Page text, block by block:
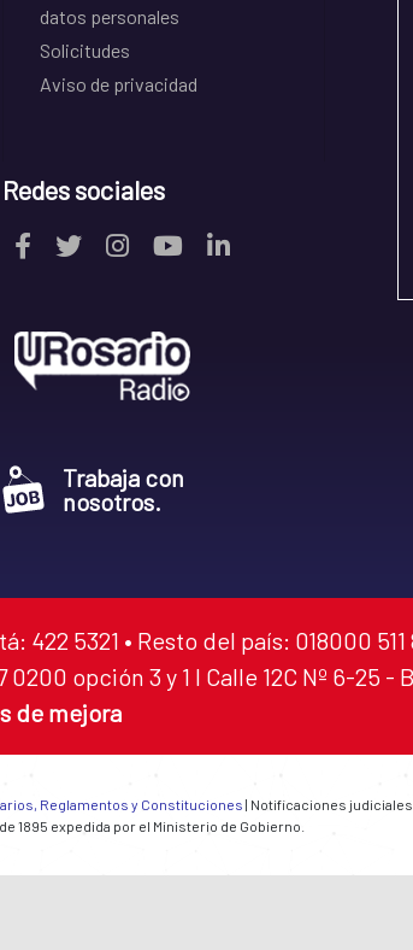
datos personales
Solicitudes
Aviso de privacidad
Redes sociales
Trabaja con
nosotros.
422 5321 • Resto del país: 018000 511
opción 3 y 1 I Calle 12C Nº 6-25 -
de mejora
Reglamentos y Constituciones | Notificaciones
1895 expedida por el Ministerio de Gobierno.